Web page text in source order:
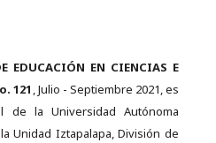
EDUCACIÓN EN CIENCIAS E
121 , Julio - Septiembre 2021, es
de la Universidad Autónoma
Unidad Iztapalapa, División de